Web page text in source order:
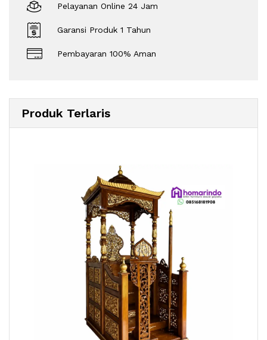
Pelayanan Online 24 Jam
Garansi Produk 1 Tahun
Pembayaran 100% Aman
Produk Terlaris